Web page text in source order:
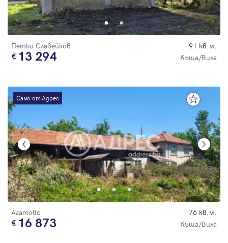
Петко Славейков 91 кв.м.
13 294 Къща/Вила
Само от Адрес
Агатово 76 кв.м.
16 873 Къща/Вила
Парола
Регистрация